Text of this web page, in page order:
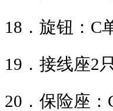
18 ．旋钮： C
19 ．接线座2
20 ．保险座：